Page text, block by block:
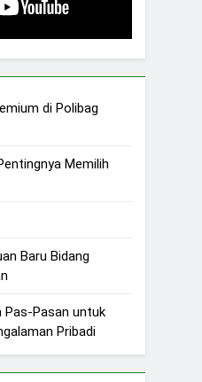
di Polibag
Memilih
Baru Bidang
Pas-Pasan untuk
Pribadi